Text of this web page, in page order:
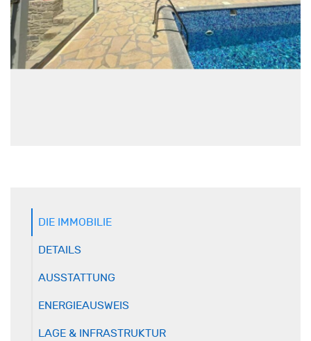
DIE IMMOBILIE
DETAILS
AUSSTATTUNG
ENERGIEAUSWEIS
LAGE & INFRASTRUKTUR